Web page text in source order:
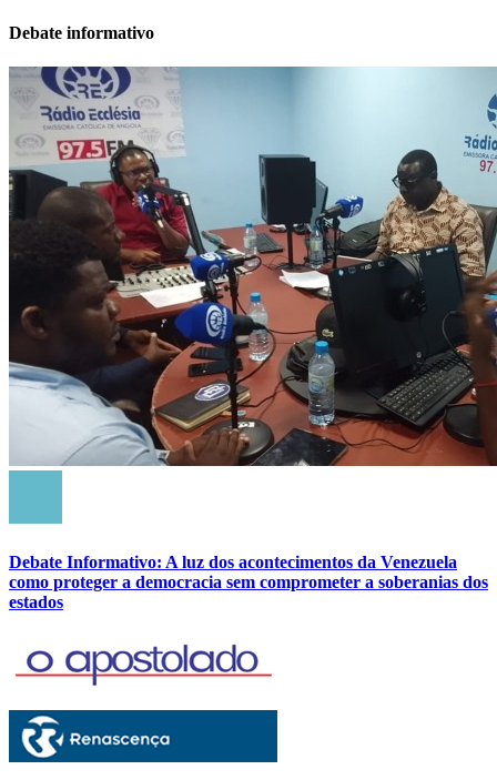
Debate informativo
Debate Informativo: A luz dos acontecimentos da Venezuela
como proteger a democracia sem comprometer a soberanias dos
estados